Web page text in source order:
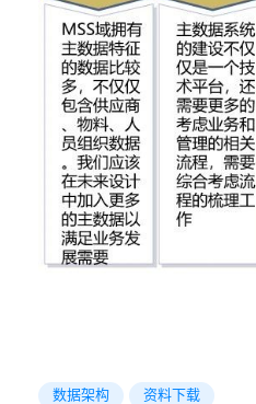
数据架构 资料下载